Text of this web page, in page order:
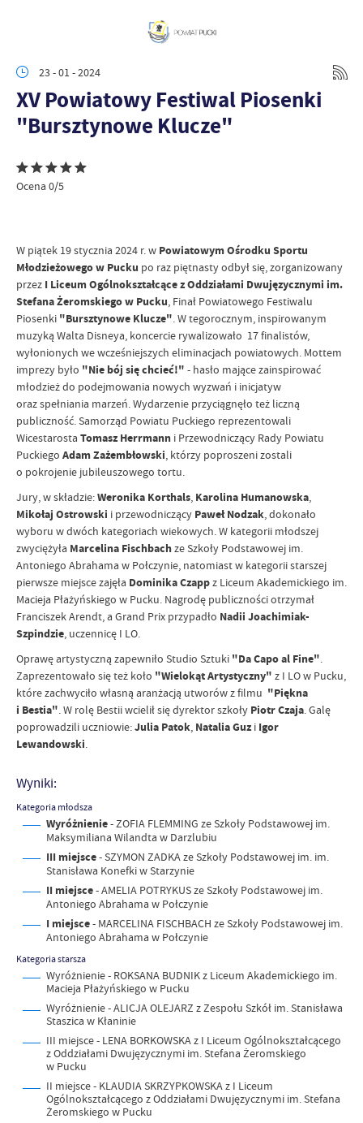
23 - 01 - 2024
XV Powiatowy Festiwal Piosenki
"Bursztynowe Klucze"
Ocena 0/5
W piątek 19 stycznia 2024 r. w Powiatowym Ośrodku Sportu
Młodzieżowego w Pucku po raz piętnasty odbył się, zorganizowany
przez I Liceum Ogólnokształcące z Oddziałami Dwujęzycznymi im.
Stefana Żeromskiego w Pucku, Finał Powiatowego Festiwalu
Piosenki "Bursztynowe Klucze". W tegorocznym, inspirowanym
muzyką Walta Disneya, koncercie rywalizowało 17 finalistów,
wyłonionych we wcześniejszych eliminacjach powiatowych. Mottem
imprezy było "Nie bój się chcieć!" - hasło mające zainspirować
młodzież do podejmowania nowych wyzwań i inicjatyw
oraz spełniania marzeń. Wydarzenie przyciągnęło też liczną
publiczność. Samorząd Powiatu Puckiego reprezentowali
Wicestarosta Tomasz Herrmann i Przewodniczący Rady Powiatu
Puckiego Adam Zażembłowski, którzy poproszeni zostali
o pokrojenie jubileuszowego tortu.
Jury, w składzie:Weronika Korthals, Karolina Humanowska,
Mikołaj Ostrowski i przewodniczący Paweł Nodzak, dokonało
wyboru w dwóch kategoriach wiekowych. W kategorii młodszej
zwyciężyła Marcelina Fischbachze Szkoły Podstawowej im.
Antoniego Abrahama w Połczynie, natomiast w kategorii starszej
pierwsze miejsce zajęła Dominika Czappz Liceum Akademickiego im.
Macieja Płażyńskiego w Pucku. Nagrodę publiczności otrzymał
Franciszek Arendt, a Grand Prix przypadło Nadii Joachimiak-
Szpindzie, uczennicę I LO.
Oprawę artystyczną zapewniło Studio Sztuki "Da Capo al Fine".
Zaprezentowało się też koło "Wielokąt Artystyczny" z I LO w Pucku,
które zachwyciło własną aranżacją utworów z filmu "Piękna
i Bestia". W rolę Bestii wcielił się dyrektor szkoły Piotr Czaja. Galę
poprowadzili uczniowie:Julia Patok, Natalia Guz i Igor
Lewandowski.
Wyniki:
Kategoria młodsza
Wyróżnienie- ZOFIA FLEMMING ze Szkoły Podstawowej im.
Maksymiliana Wilandta w Darzlubiu
III miejsce- SZYMON ZADKA ze Szkoły Podstawowej im. im.
Stanisława Konefki w Starzynie
II miejsce- AMELIA POTRYKUS ze Szkoły Podstawowej im.
Antoniego Abrahama w Połczynie
I miejsce- MARCELINA FISCHBACH ze Szkoły Podstawowej im.
Antoniego Abrahama w Połczynie
Kategoria starsza
Wyróżnienie - ROKSANA BUDNIK z Liceum Akademickiego im.
Macieja Płażyńskiego w Pucku
Wyróżnienie - ALICJA OLEJARZ z Zespołu Szkół im. Stanisława
Staszica w Kłaninie
III miejsce - LENA BORKOWSKA z I Liceum Ogólnokształcącego
z Oddziałami Dwujęzycznymi im. Stefana Żeromskiego
w Pucku
II miejsce - KLAUDIA SKRZYPKOWSKA z I Liceum
Ogólnokształcącego z Oddziałami Dwujęzycznymi im. Stefana
Żeromskiego w Pucku